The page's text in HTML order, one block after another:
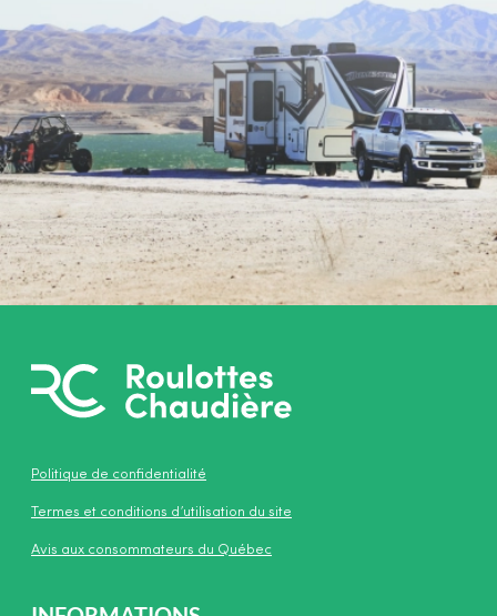
Politique de confidentialité
Termes et conditions d’utilisation du site
Avis aux consommateurs du Québec